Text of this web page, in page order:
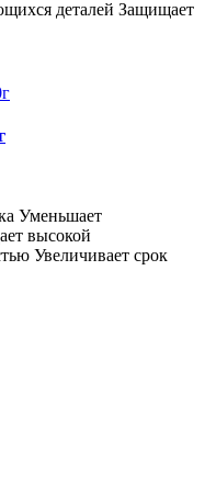
деталей Защищает
Уменьшает
высокой
Увеличивает срок